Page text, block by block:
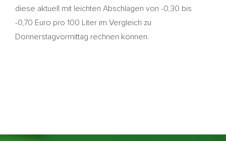
diese aktuell mit leichten Abschlägen von -0,30 bis
-0,70 Euro pro 100 Liter im Vergleich zu
Donnerstagvormittag rechnen können.